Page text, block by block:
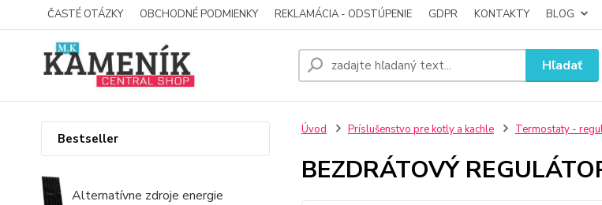
ČASTÉ OTÁZKY OBCHODNÉ PODMIENKY REKLAMÁCIA - ODSTÚPENIE GDPR KONTAKTY BLOG
Hľadať
Bestseller
Alternatívne zdroje energie
Úvod Príslušenstvo pre kotly a kachle Termostaty -
BEZDRÁTOVÝ